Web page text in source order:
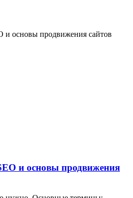
и основы продвижения